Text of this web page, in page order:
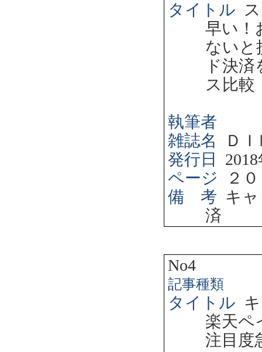
タイトル
早い！
ない
ド決
ス比較
執筆者
雑誌名
Ｄ
発行日
2018
ページ
２
備 考 キ
済
No4
記事種類
タイトル
楽天
注目度